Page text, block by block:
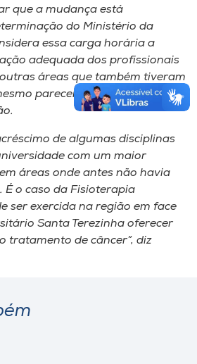
que a mudança está
do Ministério da
essa carga horária a
adequada dos profissionais
áreas que também tiveram
parecer do Conselho
de algumas disciplinas
com um maior
áreas onde antes não havia
É o caso da Fisioterapia
ser exercida na região em face
Santa Terezinha oferecer
tratamento de câncer”, diz